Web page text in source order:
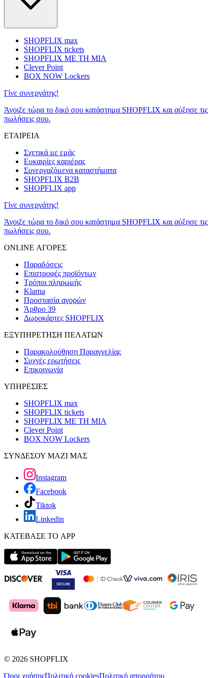
SHOPFLIX max
SHOPFLIX tickets
SHOPFLIX ΜΕ ΤΗ ΜΙΑ
Clever Point
BOX NOW Lockers
Γίνε συνεργάτης!
Άνοιξε τώρα το δικό σου κατάστημα SHOPFLIX και αύξησε τις
πωλήσεις σου.
ΕΤΑΙΡΕΙΑ
Σχετικά με εμάς
Ευκαιρίες καριέρας
Συνεργαζόμενα καταστήματα
SHOPFLIX B2B
SHOPFLIX app
Γίνε συνεργάτης!
Άνοιξε τώρα το δικό σου κατάστημα SHOPFLIX και αύξησε τις
πωλήσεις σου.
ONLINE ΑΓΟΡΕΣ
Παραδόσεις
Επιστροφές προϊόντων
Τρόποι πληρωμής
Klarna
Προστασία αγορών
Άρθρο 39
Δωροκάρτες SHOPFLIX
ΕΞΥΠΗΡΕΤΗΣΗ ΠΕΛΑΤΩΝ
Παρακολούθηση Παραγγελίας
Συχνές ερωτήσεις
Επικοινωνία
ΥΠΗΡΕΣΙΕΣ
SHOPFLIX max
SHOPFLIX tickets
SHOPFLIX ΜΕ ΤΗ ΜΙΑ
Clever Point
BOX NOW Lockers
ΣΥΝΔΕΣΟΥ ΜΑΖΙ ΜΑΣ
Instagram
Facebook
Tiktok
Linkedin
ΚΑΤΕΒΑΣΕ ΤΟ APP
© 2026 SHOPFLIX
Όροι χρήσηςΠολιτική cookiesΠολιτική απορρήτου